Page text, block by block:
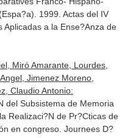
1999. Actas del IV
Aplicadas a la Ense?Anza de
Miró Amarante, Lourdes,
Jimenez Moreno,
Claudio Antonio:
del Subsistema de Memoria
Realizaci?N de Pr?Cticas de
en congreso. Journees D?